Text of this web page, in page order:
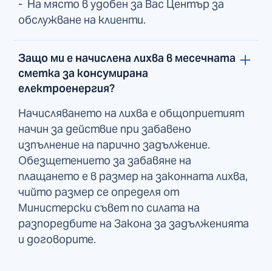
- На място в удобен за Вас Център за
обслужване на клиенти.
Защо ми е начислена лихва в месечната
сметка за консумирана
електроенергия?
Начисляването на лихва е общоприетият
начин за действие при забавено
изпълнение на парично задължение.
Обезщетението за забавяне на
плащането е в размер на законната лихва,
чийто размер се определя от
Министерски съвет по силата на
разпоредбите на Закона за задълженията
и договорите.